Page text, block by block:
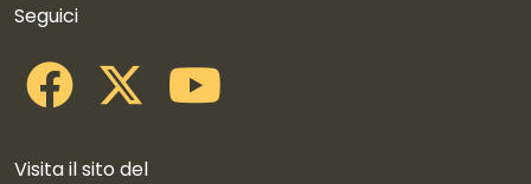
Seguici
Visita il sito del